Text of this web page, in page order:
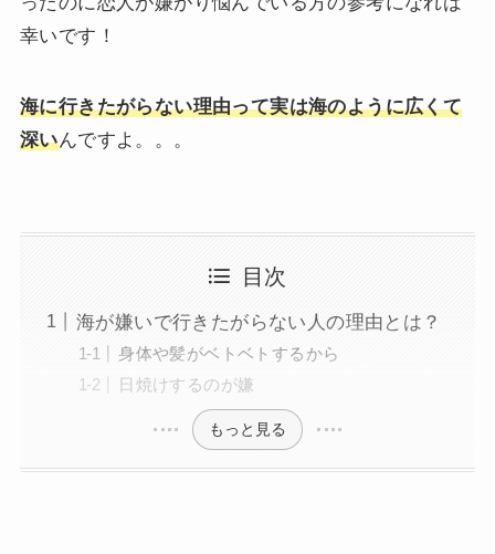
幸いです！
海に行きたがらない理由って実は海のように広くて
深いんですよ。。。
目次
海が嫌いで行きたがらない人の理由とは？
身体や髪がベトベトするから
日焼けするのが嫌
もっと見る